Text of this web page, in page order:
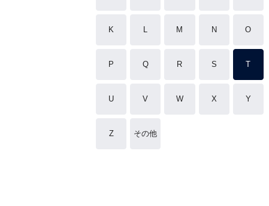
K L M N O
P Q R S T
U V W X Y
Z その他